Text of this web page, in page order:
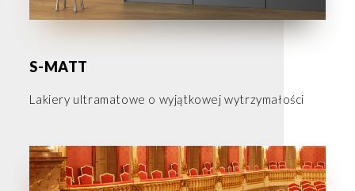
S-MATT
Lakiery ultramatowe o wyjątkowej wytrzymałości